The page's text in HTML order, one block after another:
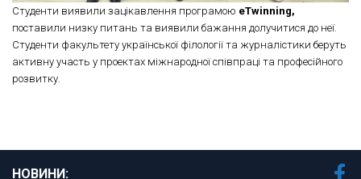
Студенти виявили зацікавлення програмою eTwinning,
поставили низку питань та виявили бажання долучитися до неї.
Студенти факультету української філології та журналістики беруть
активну участь у проектах міжнародної співпраці та професійного
розвитку.
НОВИНИ: